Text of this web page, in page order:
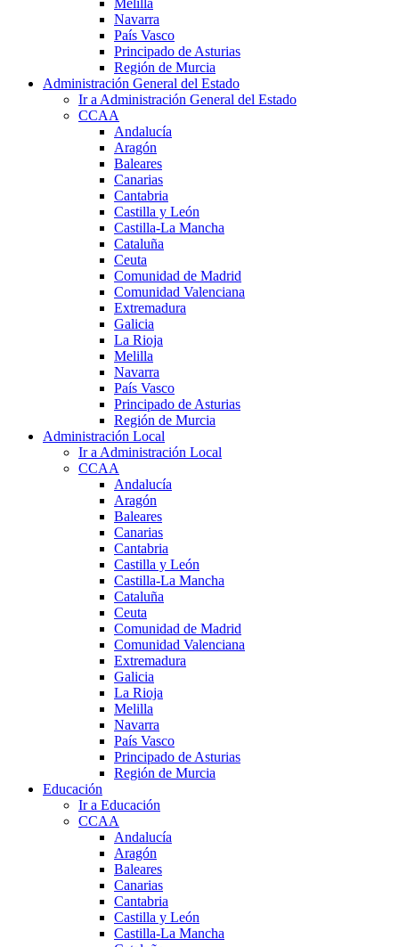
Navarra
País Vasco
Principado de Asturias
Región de Murcia
Administración General del Estado
Ir a Administración General del Estado
CCAA
Andalucía
Aragón
Baleares
Canarias
Cantabria
Castilla y León
Castilla-La Mancha
Cataluña
Ceuta
Comunidad de Madrid
Comunidad Valenciana
Extremadura
Galicia
La Rioja
Melilla
Navarra
País Vasco
Principado de Asturias
Región de Murcia
Administración Local
Ir a Administración Local
CCAA
Andalucía
Aragón
Baleares
Canarias
Cantabria
Castilla y León
Castilla-La Mancha
Cataluña
Ceuta
Comunidad de Madrid
Comunidad Valenciana
Extremadura
Galicia
La Rioja
Melilla
Navarra
País Vasco
Principado de Asturias
Región de Murcia
Educación
Ir a Educación
CCAA
Andalucía
Aragón
Baleares
Canarias
Cantabria
Castilla y León
Castilla-La Mancha